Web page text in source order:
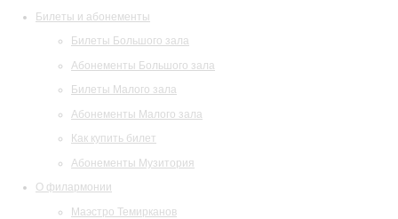
Билеты и абонементы
Билеты Большого зала
Абонементы Большого зала
Билеты Малого зала
Абонементы Малого зала
Как купить билет
Абонементы Музитория
О филармонии
Маэстро Темирканов